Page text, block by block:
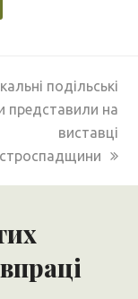
подільські
представили на
виставці